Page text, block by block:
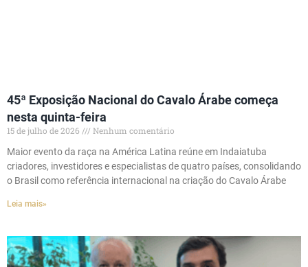
45ª Exposição Nacional do Cavalo Árabe começa
nesta quinta-feira
15 de julho de 2026
Nenhum comentário
Maior evento da raça na América Latina reúne em Indaiatuba
criadores, investidores e especialistas de quatro países, consolidando
o Brasil como referência internacional na criação do Cavalo Árabe
Leia mais»